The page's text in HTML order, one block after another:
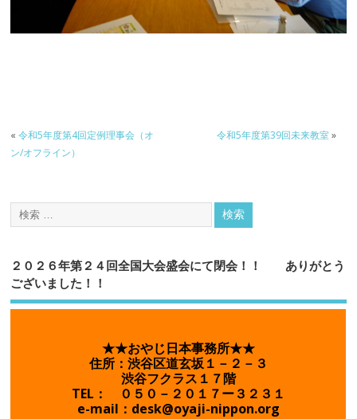
«令和5年度第4回定例理事会（オ
ン/オフライン）
令和5年度第39回未来教室»
２０２６年第２４回全国大会盛会にて閉会！！ ありがとう
ございました！！
★★おやじ日本事務所★★
住所：渋谷区道玄坂１－２－３
渋谷フクラス１７階
TEL： ０５０－２０１７ー３２３１
e-mail：desk@oyaji-nippon.org